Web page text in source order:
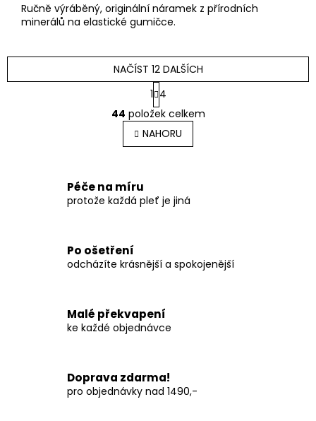
Ručně výráběný, originální náramek z přírodních
minerálů na elastické gumičce.
O
v
l
á
í
k
y
p
i
s
NAČÍST 12 DALŠÍCH
S
t
r
á
n
k
n
í
1 4
44 položek celkem
NAHORU
Péče na míru
protože každá pleť je jiná
Po ošetření
odcházíte krásnější a spokojenější
Malé překvapení
ke každé objednávce
Doprava zdarma!
pro objednávky nad 1490,-